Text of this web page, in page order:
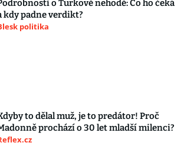
o Turkově nehodě: Co ho čeká
kdy padne verdikt?
politika
to dělal muž, je to predátor! Proč
prochází o 30 let mladší milenci?